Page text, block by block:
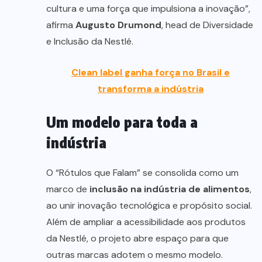
cultura e uma força que impulsiona a inovação”,
afirma Augusto Drumond, head de Diversidade
e Inclusão da Nestlé.
Clean label ganha força no Brasil e
transforma a indústria
Um modelo para toda a
indústria
O “Rótulos que Falam” se consolida como um
marco de inclusão na indústria de alimentos,
ao unir inovação tecnológica e propósito social.
Além de ampliar a acessibilidade aos produtos
da Nestlé, o projeto abre espaço para que
outras marcas adotem o mesmo modelo.